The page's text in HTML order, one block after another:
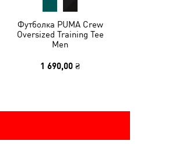
Футболка PUMA Crew
Oversized Training Tee
Men
1 690,00 ₴